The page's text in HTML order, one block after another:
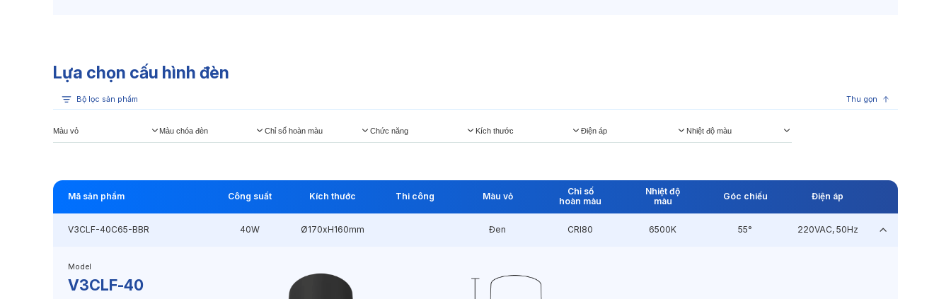
Lựa chọn cấu hình đèn
Bộ lọc sản phẩm Thu gọn
Màu vỏ Màu chóa đèn Chỉ số hoàn màu Chức năng Kích thước Điện áp Nhiệt độ màu
Mã sản phẩm Công suất Kích thước Thi công Màu vỏ
Chỉ số
hoàn màu
Nhiệt độ
màu
Góc chiếu Điện áp
V3CLF-40C65-BBR 40W Ø170xH160mm Đen CRI80 6500K 55° 220VAC, 50Hz
Model
V3CLF-40